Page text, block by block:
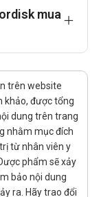
phẩm.
nhân hoặc người nhà
khuẩn, chóng mặt,
mỏi, hạ đường
vùng bụng trên, táo
viêm dạ dày, đầy
chỗ tiêm.
mua
trên website
khảo, được tổng
dung trên trang
nhằm mục đích
từ nhân viên y
phẩm sẽ xảy
bảo nội dung
ra. Hãy trao đổi